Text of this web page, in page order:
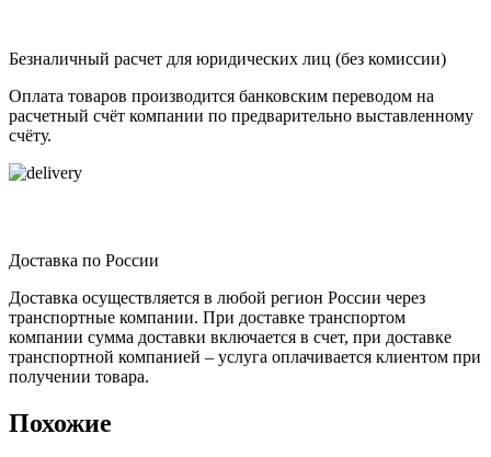
Безналичный расчет для юридических лиц (без комиссии)
Оплата товаров производится банковским переводом на
расчетный счёт компании по предварительно выставленному
счёту.
Доставка по России
Доставка осуществляется в любой регион России через
транспортные компании. При доставке транспортом
компании сумма доставки включается в счет, при доставке
транспортной компанией – услуга оплачивается клиентом при
получении товара.
Похожие